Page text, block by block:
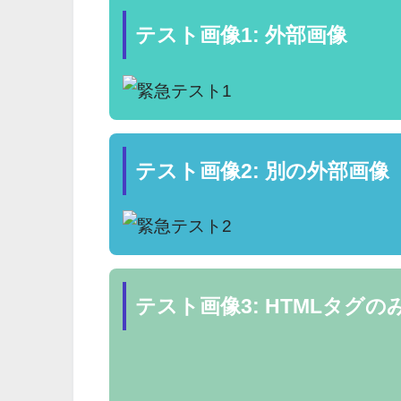
テスト画像1: 外部画像
テスト画像2: 別の外部画像
テスト画像3: HTMLタグの